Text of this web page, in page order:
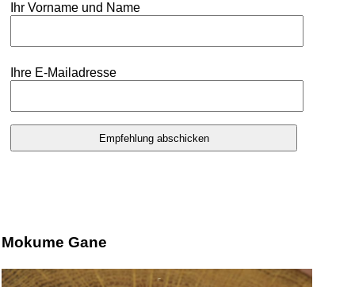
Ihr Vorname und Name
Ihre E-Mailadresse
Mokume Gane